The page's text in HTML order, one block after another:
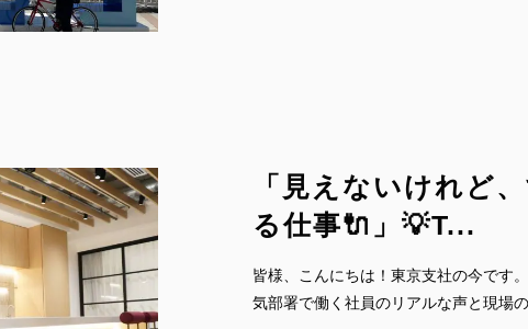
「見えないけれど
る仕事🔌」💡T...
皆様、こんにちは！東京支社の今です
気部署で働く社員のリアルな声と現場